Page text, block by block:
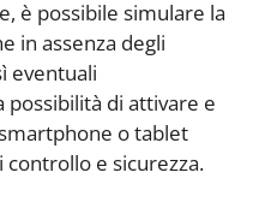
è possibile simulare la
in assenza degli
eventuali
di attivare e
o tablet
e sicurezza.